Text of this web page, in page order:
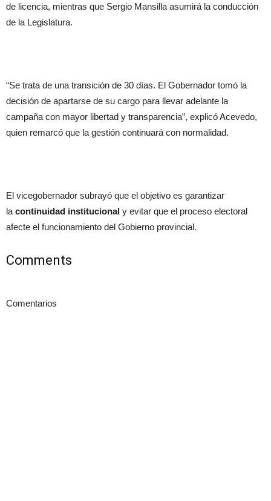
de licencia, mientras que Sergio Mansilla asumirá la conducción
de la Legislatura.
“Se trata de una transición de 30 días. El Gobernador tomó la
decisión de apartarse de su cargo para llevar adelante la
campaña con mayor libertad y transparencia”, explicó Acevedo,
quien remarcó que la gestión continuará con normalidad.
El vicegobernador subrayó que el objetivo es garantizar
la continuidad institucional y evitar que el proceso electoral
afecte el funcionamiento del Gobierno provincial.
Comments
Comentarios